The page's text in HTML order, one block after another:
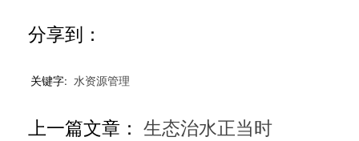
分享到：
关键字: 水资源管理
上一篇文章： 生态治水正当时